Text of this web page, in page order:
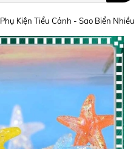
Phụ Kiện Tiểu Cảnh - Sao Biển